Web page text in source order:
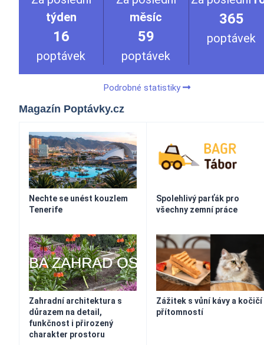
týden
16
poptávek
měsíc
59
poptávek
365
poptávek
Podrobné statistiky
Magazín Poptávky.cz
Nechte se unést kouzlem
Tenerife
Spolehlivý parťák pro
všechny zemní práce
Zahradní architektura s
důrazem na detail,
funkčnost i přirozený
charakter prostoru
Zážitek s vůní kávy a kočičí
přítomností